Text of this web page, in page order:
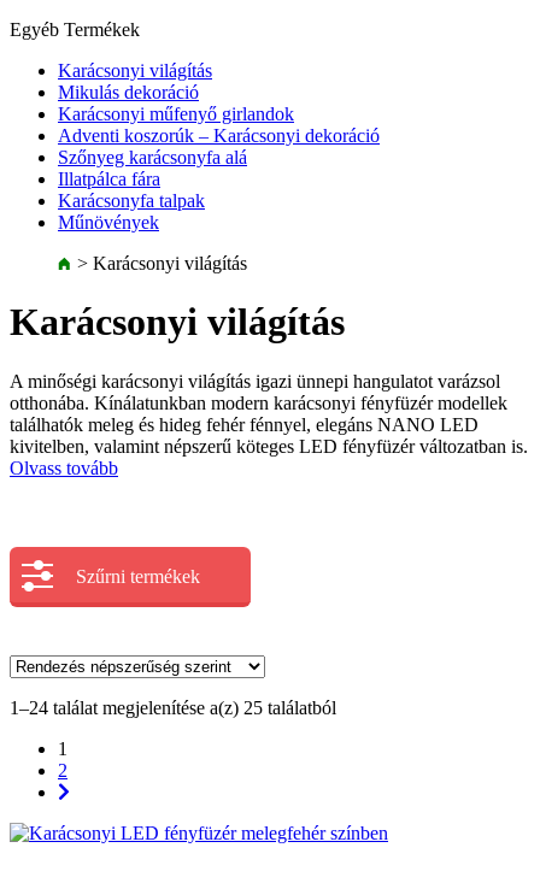
Egyéb Termékek
Karácsonyi világítás
Mikulás dekoráció
Karácsonyi műfenyő girlandok
Adventi koszorúk – Karácsonyi dekoráció
Szőnyeg karácsonyfa alá
Illatpálca fára
Karácsonyfa talpak
Műnövények
> Karácsonyi világítás
Karácsonyi világítás
A minőségi karácsonyi világítás igazi ünnepi hangulatot varázsol
otthonába. Kínálatunkban modern karácsonyi fényfüzér modellek
találhatók meleg és hideg fehér fénnyel, elegáns NANO LED
kivitelben, valamint népszerű köteges LED fényfüzér változatban is.
Olvass tovább
Szűrni termékek
1–24 találat megjelenítése a(z) 25 találatból
1
2